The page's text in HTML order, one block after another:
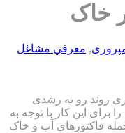
خاک
, معرفي مشاغل
روند رو به رشدی
برای این کار با توجه به
فاکتورهای آب و خاک